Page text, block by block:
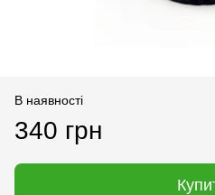
В наявності
340 грн